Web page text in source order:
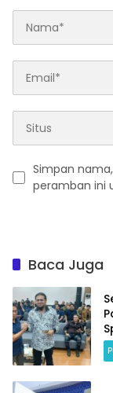
Simpan
peramban ini
Baca Juga